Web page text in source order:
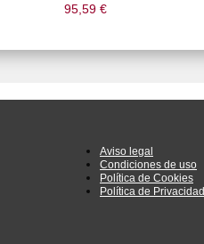
95,59€
Aviso legal
Condiciones de uso
Política de Cookies
Política de Privacidad